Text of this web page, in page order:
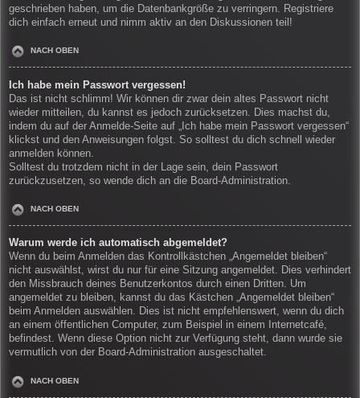
geschrieben haben, um die Datenbankgröße zu verringern. Registriere
dich einfach erneut und nimm aktiv an den Diskussionen teil!
NACH OBEN
Ich habe mein Passwort vergessen!
Das ist nicht schlimm! Wir können dir zwar dein altes Passwort nicht
wieder mitteilen, du kannst es jedoch zurücksetzen. Dies machst du,
indem du auf der Anmelde-Seite auf „Ich habe mein Passwort vergessen“
klickst und den Anweisungen folgst. So solltest du dich schnell wieder
anmelden können.
Solltest du trotzdem nicht in der Lage sein, dein Passwort
zurückzusetzen, so wende dich an die Board-Administration.
NACH OBEN
Warum werde ich automatisch abgemeldet?
Wenn du beim Anmelden das Kontrollkästchen „Angemeldet bleiben“
nicht auswählst, wirst du nur für eine Sitzung angemeldet. Dies verhindert
den Missbrauch deines Benutzerkontos durch einen Dritten. Um
angemeldet zu bleiben, kannst du das Kästchen „Angemeldet bleiben“
beim Anmelden auswählen. Dies ist nicht empfehlenswert, wenn du dich
an einem öffentlichen Computer, zum Beispiel in einem Internetcafé,
befindest. Wenn diese Option nicht zur Verfügung steht, dann wurde sie
vermutlich von der Board-Administration ausgeschaltet.
NACH OBEN